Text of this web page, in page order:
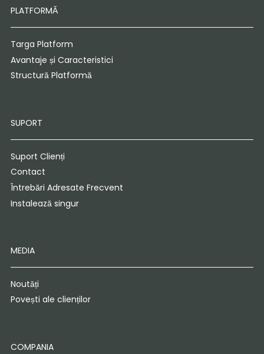
PLATFORMĂ
Targa Platform
Avantaje și Caracteristici
Structură Platformă
SUPORT
Suport Clienți
Contact
Întrebări Adresate Frecvent
Instalează singur
MEDIA
Noutăți
Povești ale clienților
COMPANIA